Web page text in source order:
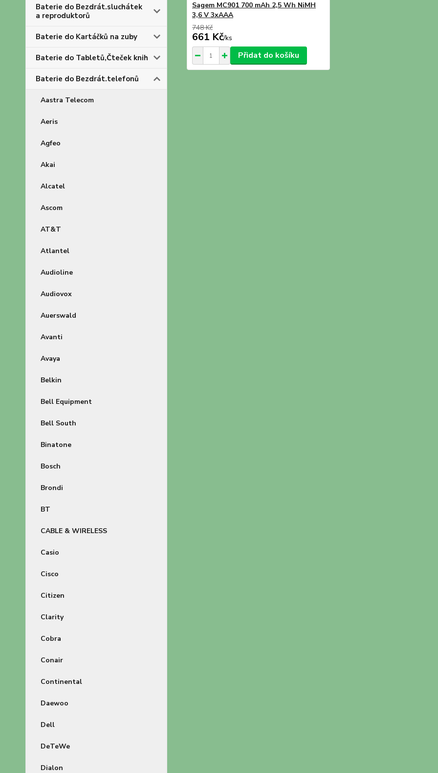
Baterie do Bezdrát.sluchátek
a reproduktorů
Baterie do Kartáčků na zuby
Baterie do Tabletů,Čteček knih
Baterie do Bezdrát.telefonů
Aastra Telecom
Aeris
Agfeo
Akai
Alcatel
Ascom
AT&T
Atlantel
Audioline
Audiovox
Auerswald
Avanti
Avaya
Belkin
Bell Equipment
Bell South
Binatone
Bosch
Brondi
BT
CABLE & WIRELESS
Casio
Cisco
Citizen
Clarity
Cobra
Conair
Continental
Daewoo
Dell
DeTeWe
Dialon
Sagem MC901 700 mAh 2,5 Wh NiMH
3,6 V 3xAAA
748 Kč
661 Kč/ks
Přidat do košíku